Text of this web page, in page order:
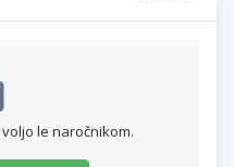
le naročnikom.